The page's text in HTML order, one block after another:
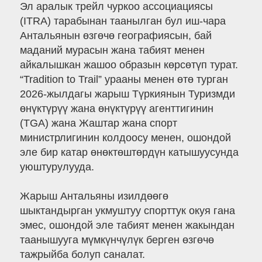
Эл аралык трейл чуркоо ассоциациясы
(ITRA) тарабынан таанылган бул иш-чара
Антальянын өзгөчө географиясын, бай
маданий мурасын жана табият менен
айкалышкан жашоо образын көрсөтүп турат.
“Tradition to Trail” урааны менен өтө турган
2026-жылдагы жарыш Түркиянын Туризмди
өнүктүрүү жана өнүктүрүү агенттигинин
(TGA) жана Жаштар жана спорт
министрлигинин колдоосу менен, ошондой
эле бир катар өнөктөштөрдүн катышуусунда
уюштурулууда.
Жарыш Антальяны изилдөөгө
шыктандырган укмуштуу спорттук окуя гана
эмес, ошондой эле табият менен жакындан
таанышууга мүмкүнчүлүк берген өзгөчө
тажрыйба болуп саналат.